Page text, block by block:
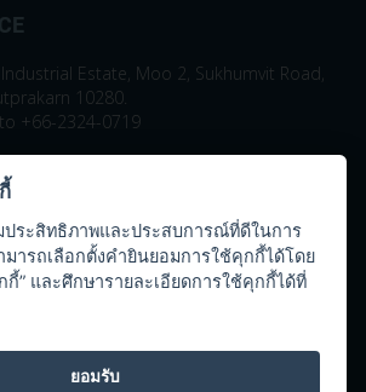
Estate, Moo 2, Sukhumvit Road,
10280.
+66-2324-0719
Sectors Development Building, Soi
IV Road, Klongtoey, Bangkok 10110.
ประสิทธิภาพและประสบการณ์ที่ดีในการ
มารถเลือกตั้งคำยินยอมการใช้คุกกี้ได้โดย
กี้” และศึกษารายละเอียดการใช้คุกกี้ได้ที่
ยอมรับ